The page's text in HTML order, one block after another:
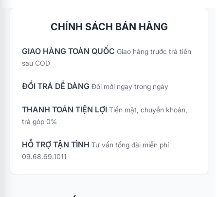
CHÍNH SÁCH BÁN HÀNG
GIAO HÀNG TOÀN QUỐC Giao hàng trước trả tiền
sau COD
ĐỔI TRẢ DỄ DÀNG Đổi mới ngay trong ngày
THANH TOÁN TIỆN LỢI Tiền mặt, chuyển khoản,
trả góp 0%
HỖ TRỢ TẬN TÌNH Tư vấn tổng đài miễn phí
09.68.69.1011